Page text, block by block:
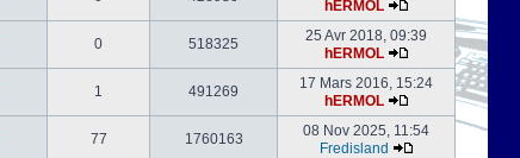
hERMOL
0 518325
25 Avr 2018, 09:39
hERMOL
1 491269
17 Mars 2016, 15:24
hERMOL
77 1760163
08 Nov 2025, 11:54
Fredisland